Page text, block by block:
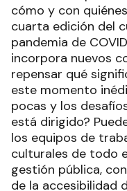
cómo y con
cuarta edición del
pandemia de
incorpora nuevos
repensar qué
este momento
pocas y los
está dirigido?
los equipos de
culturales de todo
gestión pública,
de la accesibilidad